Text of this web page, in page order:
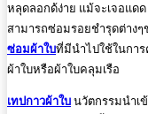
หลุดลอกด้ง่าย แม้จะเจอแด
สามารถซ่อมรอยชำรุดต่างๆ
ซ่อมผ้าใบที่มีนำไปใช้ในการ
ผ้าใบหรือผ้าใบคลุมเรือ
เทปกาวผ้าใบ นวัตกรรมนำเ